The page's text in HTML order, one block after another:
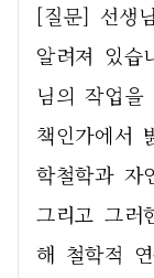
[질문] 선생
알려져 있습
님의 작업을
책인가에서
학철학과 자
그리고 그러
해 철학적